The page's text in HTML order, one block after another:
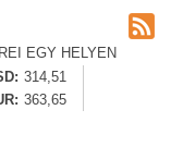
EGY HELYEN
314,51
363,65